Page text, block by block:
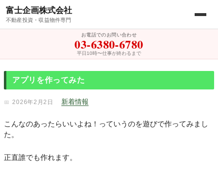
富士企画株式会社
不動産投資・収益物件専門
お電話でのお問い合わせ
03-6380-6780
平日10時〜仕事が終わるまで
アプリを作ってみた
2026年2月2日 新着情報
こんなのあったらいいよね！っていうのを遊びで作ってみまし
た。
正直誰でも作れます。